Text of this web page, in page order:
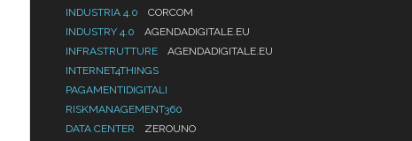
INDUSTRIA 4.0
CORCOM
INDUSTRY 4.0
AGENDADIGITALE.EU
INFRASTRUTTURE
AGENDADIGITALE.EU
INTERNET4THINGS
PAGAMENTIDIGITALI
RISKMANAGEMENT360
DATA CENTER
ZEROUNO